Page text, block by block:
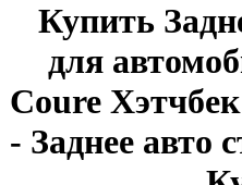
Купить
для
Coure
- Заднее авто